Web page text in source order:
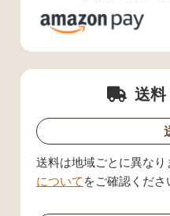
送
送料は地域ごとに異な
についてをご確認くださ